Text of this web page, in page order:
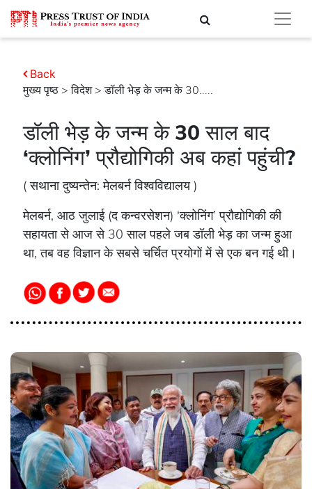
मुख्य पृष्ठ >विदेश> डॉली भेड़ के जन्म के 30.....
Back
डॉली भेड़ के जन्म के 30 साल बाद
‘क्लोनिंग’ प्रौद्योगिकी अब कहां पहुंची?
( सथाना दुष्यन्तेन: मेलबर्न विश्वविद्यालय )
मेलबर्न, आठ जुलाई (द कन्वरसेशन) ‘क्लोनिंग’ प्रौद्योगिकी की
सहायता से आज से 30 साल पहले जब डॉली भेड़ का जन्म हुआ
था, तब वह विज्ञान के सबसे चर्चित प्रयोगों में से एक बन गई थी।